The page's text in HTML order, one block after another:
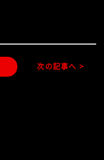
次の記事へ >